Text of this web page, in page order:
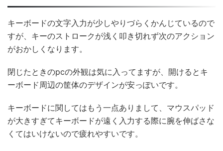
キーボードの文字入力が少しやりづらくかんじているので
すが、キーのストロークが浅く叩き切れず次のアクション
がおかしくなります。
閉じたときのpcの外観は気に入ってますが、開けるとキ
ーボード周辺の筐体のデザインが安っぽいです。
キーボードに関してはもう一点ありまして、マウスパッド
が大きすぎてキーボードが遠く入力する際に腕を伸ばさな
くてはいけないので疲れやすいです。